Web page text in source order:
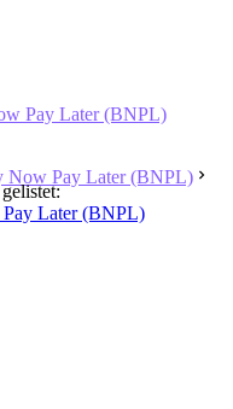
Pay Later (BNPL)
Now Pay Later (BNPL)
Pay Later (BNPL)